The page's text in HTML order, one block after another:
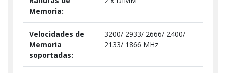
Memoria:
Velocidades de
Memoria
soportadas:
3200/ 2933/ 2666/ 2400/
2133/ 1866 MHz